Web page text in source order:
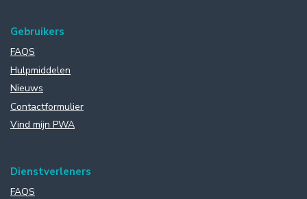
Gebruikers
FAQS
Hulpmiddelen
Nieuws
Contactformulier
Vind mijn PWA
Dienstverleners
FAQS